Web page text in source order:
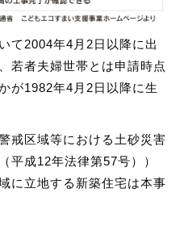
て2004年4月2日以降に出
若者夫婦世帯とは申請時点
が1982年4月2日以降に生
戒区域等における土砂災害
平成12年法律第57号））
に立地する新築住宅は本事